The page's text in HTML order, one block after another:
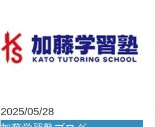
2025/05/28